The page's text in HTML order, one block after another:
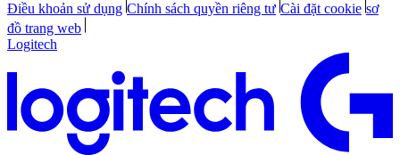
Điều khoản sử dụng Chính sách quyền riêng tư Cài đặt cookie sơ
đồ trang web
Logitech